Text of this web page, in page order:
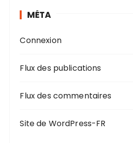
MÉTA
Connexion
Flux des publications
Flux des commentaires
Site de WordPress-FR